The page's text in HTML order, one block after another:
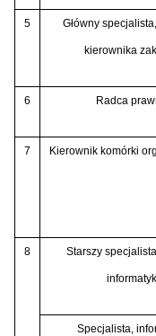
5 Główny
kierownika
6 Radca
7 Kierownik komórki
8 Starszy
informatyk
Specjalista,